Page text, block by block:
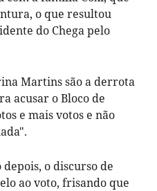
o que resultou
do Chega pelo
Martins são a derrota
acusar o Bloco de
e mais votos e não
o discurso de
ao voto, frisando que